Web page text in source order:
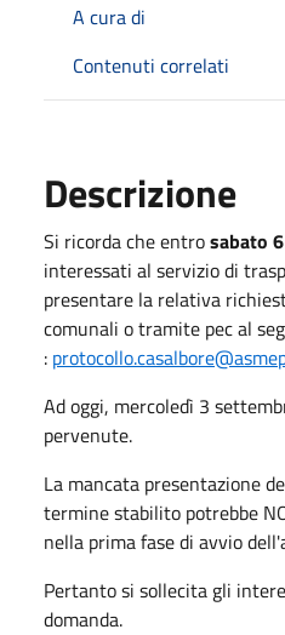
A cura di
Contenuti correlati
Descrizione
Si ricorda che entrosabato
interessati al servizio di
presentare la relativa
comunali o tramite pec al
:
Ad oggi, mercoledì 3
pervenute.
La mancata presentazione
termine stabilito potrebbe
nella prima fase di avvio
Pertanto si sollecita gli
domanda.